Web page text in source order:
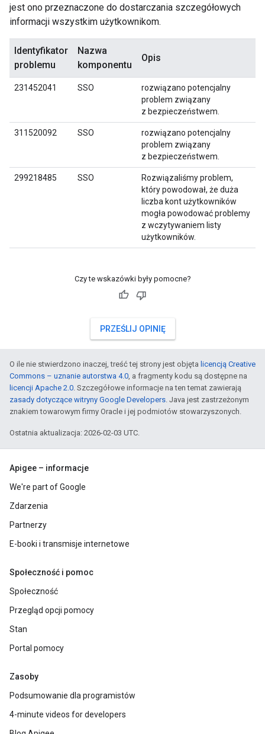
jest ono przeznaczone do dostarczania szczegółowych
informacji wszystkim użytkownikom.
Identyfikator
problemu
Nazwa
komponentu
Opis
231452041 SSO
rozwiązano potencjalny
problem związany
z bezpieczeństwem.
311520092 SSO
rozwiązano potencjalny
problem związany
z bezpieczeństwem.
299218485 SSO
Rozwiązaliśmy problem,
który powodował, że duża
liczba kont użytkowników
mogła powodować problemy
z wczytywaniem listy
użytkowników.
Czy te wskazówki były pomocne?
PRZEŚLIJ OPINIĘ
O ile nie stwierdzono inaczej, treść tej strony jest objęta licencją Creative
Commons – uznanie autorstwa 4.0, a fragmenty kodu są dostępne na
licencji Apache 2.0. Szczegółowe informacje na ten temat zawierają
zasady dotyczące witryny Google Developers. Java jest zastrzeżonym
znakiem towarowym firmy Oracle i jej podmiotów stowarzyszonych.
Ostatnia aktualizacja: 2026-02-03 UTC.
Apigee – informacje
We're part of Google
Zdarzenia
Partnerzy
E-booki i transmisje internetowe
Społeczność i pomoc
Społeczność
Przegląd opcji pomocy
Stan
Portal pomocy
Zasoby
Podsumowanie dla programistów
4-minute videos for developers